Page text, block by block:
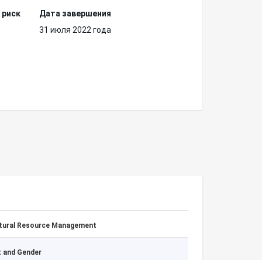
Дата завершения
31 июля 2022 года
Resource Management
and Gender